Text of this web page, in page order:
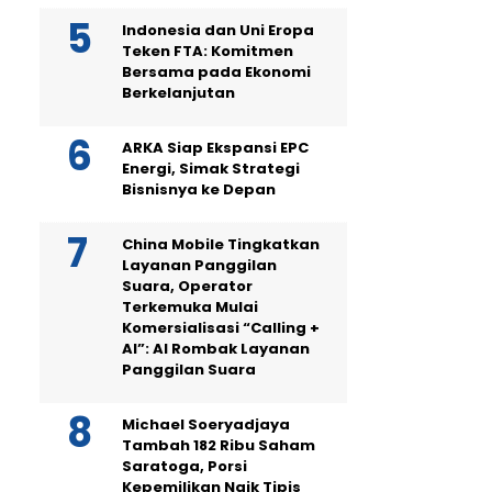
Indonesia dan Uni Eropa
Teken FTA: Komitmen
Bersama pada Ekonomi
Berkelanjutan
ARKA Siap Ekspansi EPC
Energi, Simak Strategi
Bisnisnya ke Depan
China Mobile Tingkatkan
Layanan Panggilan
Suara, Operator
Terkemuka Mulai
Komersialisasi “Calling +
AI”: AI Rombak Layanan
Panggilan Suara
Michael Soeryadjaya
Tambah 182 Ribu Saham
Saratoga, Porsi
Kepemilikan Naik Tipis